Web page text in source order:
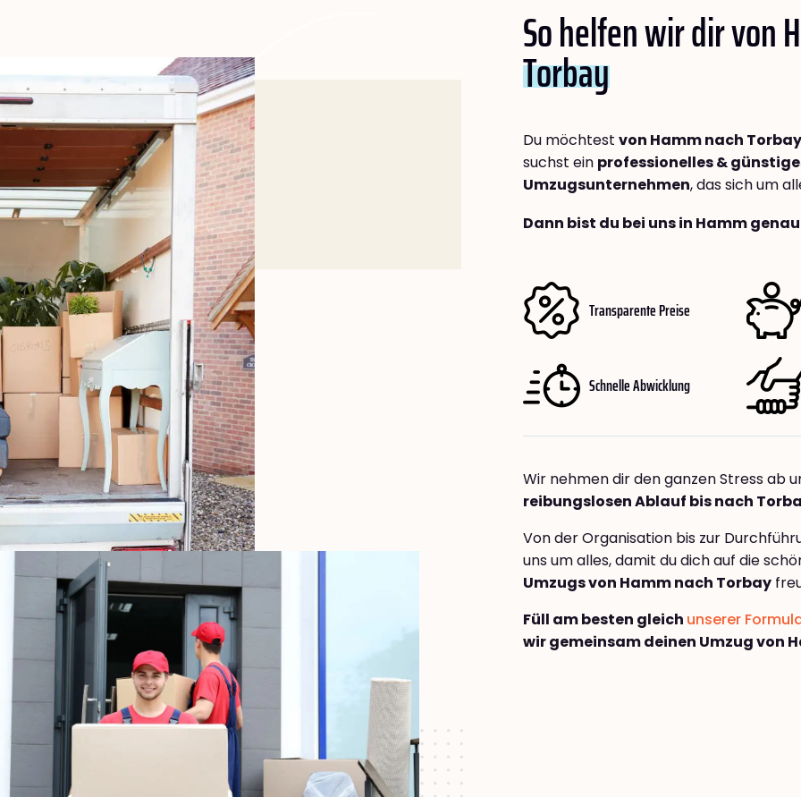
So helfen wir dir von
Torbay
Du möchtest von Hamm nach Torbay
suchst ein professionelles &
Umzugsunternehmen, das sich um
Dann bist du bei uns in Hamm
Transparente Preise
Schnelle Abwicklung
Wir nehmen dir den ganzen Stress ab
reibungslosen Ablauf bis nach
Von der Organisation bis zur
uns um alles, damit du dich auf die
Umzugs von Hamm nach Torbay
Füll am besten gleich unserer
wir gemeinsam deinen Umzug von